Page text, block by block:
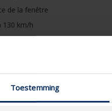
Toestemming
de la fenêtre
130 km/h
et durable du système
l'enveloppe du bâtiment